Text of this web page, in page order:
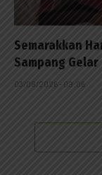
Semarakkan
Sampang
03/08/2026 - 09:06